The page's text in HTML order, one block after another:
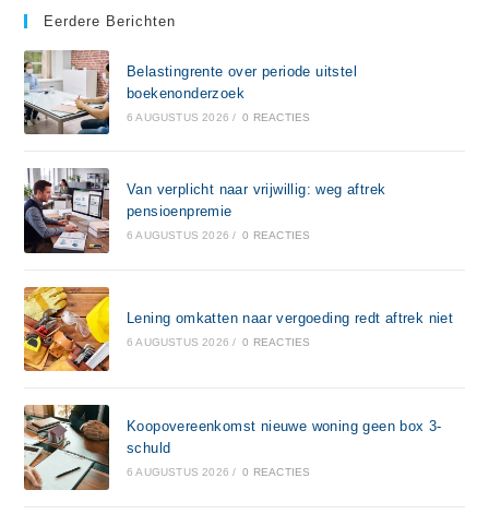
Eerdere Berichten
Belastingrente over periode uitstel
boekenonderzoek
6 AUGUSTUS 2026 / 0 REACTIES
Van verplicht naar vrijwillig: weg aftrek
pensioenpremie
6 AUGUSTUS 2026 / 0 REACTIES
Lening omkatten naar vergoeding redt aftrek niet
6 AUGUSTUS 2026 / 0 REACTIES
Koopovereenkomst nieuwe woning geen box 3-
schuld
6 AUGUSTUS 2026 / 0 REACTIES